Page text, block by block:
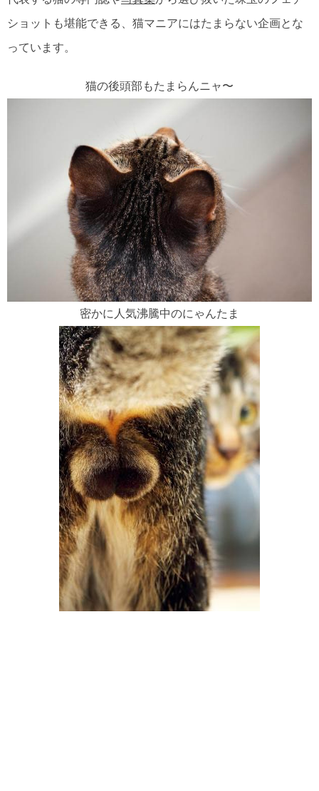
ショットも堪能できる、猫マニアにはたまらない企画とな
っています。
猫の後頭部もたまらんニャ〜
密かに人気沸騰中のにゃんたま